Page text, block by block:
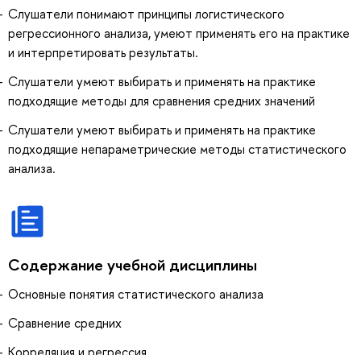
Слушатели понимают принципы логистического
регрессионного анализа, умеют применять его на практике
и интерпретировать результаты.
Слушатели умеют выбирать и применять на практике
подходящие методы для сравнения средних значений
Слушатели умеют выбирать и применять на практике
подходящие непараметрические методы статистического
анализа.
Содержание учебной дисциплины
Основные понятия статистического анализа
Сравнение средних